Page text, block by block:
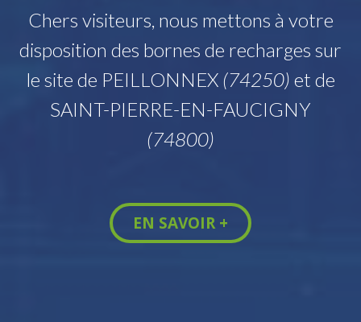
Chers visiteurs, nous mettons à votre
disposition des bornes de recharges sur
le site de PEILLONNEX (74250) et de
SAINT-PIERRE-EN-FAUCIGNY
(74800)
EN SAVOIR +